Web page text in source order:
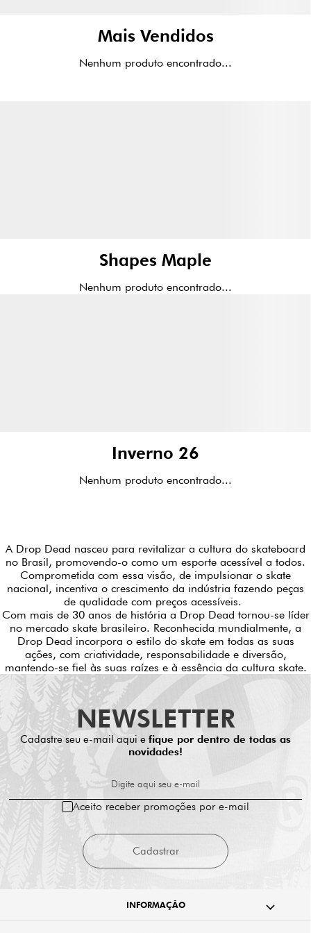
Mais Vendidos
Nenhum produto encontrado...
Shapes Maple
Nenhum produto encontrado...
Inverno 26
Nenhum produto encontrado...
A Drop Dead nasceu para revitalizar a cultura do skateboard
no Brasil, promovendo-o como um esporte acessível a todos.
Comprometida com essa visão, de impulsionar o skate
nacional, incentiva o crescimento da indústria fazendo peças
de qualidade com preços acessíveis.
Com mais de 30 anos de história a Drop Dead tornou-se líder
no mercado skate brasileiro. Reconhecida mundialmente, a
Drop Dead incorpora o estilo do skate em todas as suas
ações, com criatividade, responsabilidade e diversão,
mantendo-se fiel às suas raízes e à essência da cultura skate.
NEWSLETTER
Cadastre seu e-mail aqui e fique por dentro de todas as
novidades!
Digite aqui seu e-mail
Cadastrar
Aceito receber promoções por e-mail
INFORMAÇÃO